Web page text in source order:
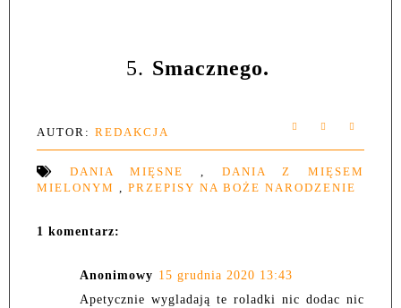
5. Smacznego.
AUTOR: REDAKCJA
DANIA MIĘSNE
DANIA Z MIĘSEM
MIELONYM
PRZEPISY NA BOŻE NARODZENIE
1 komentarz:
Anonimowy 15 grudnia 2020 13:43
Apetycznie wygladają te roladki nic dodac nic